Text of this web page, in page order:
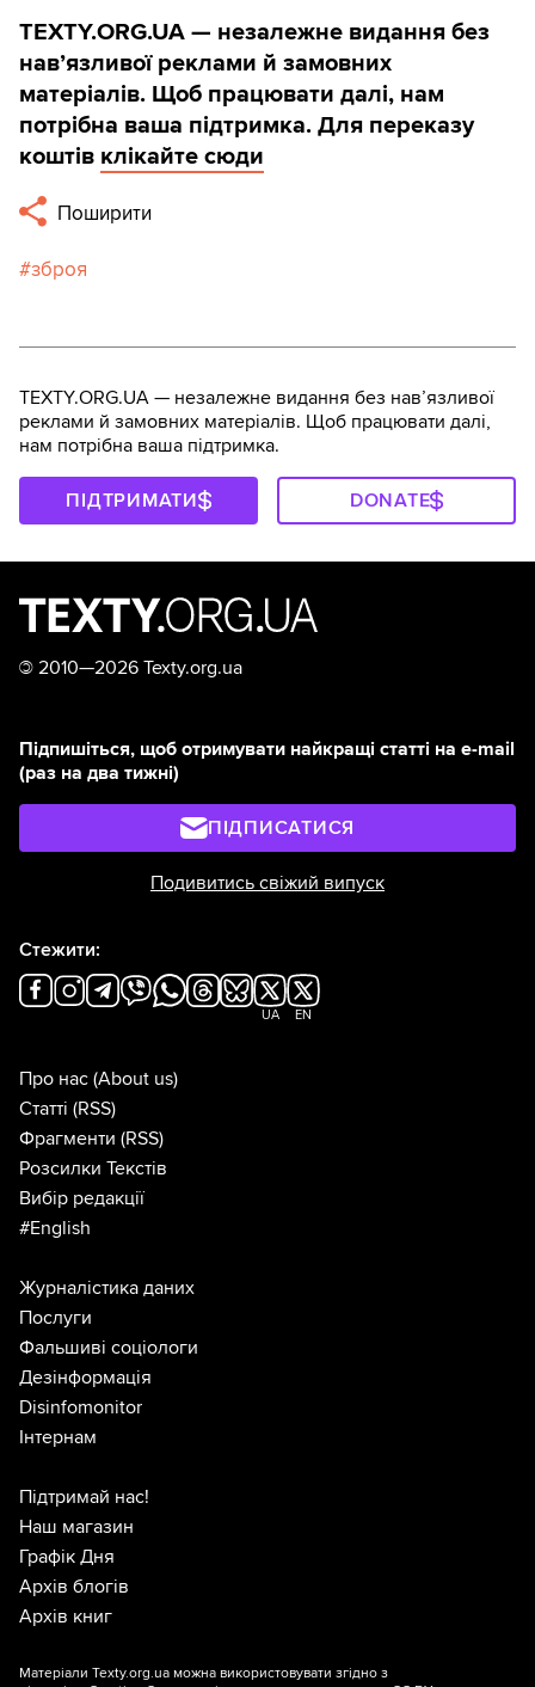
TEXTY.ORG.UA — незалежне видання без
навʼязливої реклами й замовних
матеріалів. Щоб працювати далі, нам
потрібна ваша підтримка. Для переказу
коштів клікайте сюди
Поширити
зброя
TEXTY.ORG.UA — незалежне видання без навʼязливої
реклами й замовних матеріалів. Щоб працювати далі,
нам потрібна ваша підтримка.
ПІДТРИМАТИ DONATE
© 2010—2026 Texty.org.ua
Підпишіться, щоб отримувати найкращі статті на e-mail
(раз на два тижні)
ПІДПИСАТИСЯ
Подивитись свіжий випуск
Стежити:
UA EN
Про нас (About us)
Статті (RSS)
Фрагменти (RSS)
Розсилки Текстів
Вибір редакції
#English
Журналістика даних
Послуги
Фальшиві соціологи
Дезінформація
Disinfomonitor
Інтернам
Підтримай нас!
Наш магазин
Графік Дня
Архів блогів
Архів книг
Матеріали Texty.org.ua можна використовувати згідно з